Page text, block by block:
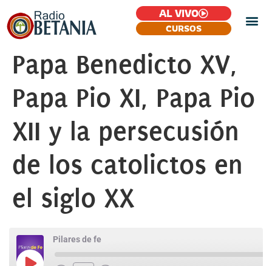
AL VIVO
CURSOS
Papa Benedicto XV,
Papa Pio XI, Papa Pio
XII y la persecusión
de los catolictos en
el siglo XX
Pilares de fe